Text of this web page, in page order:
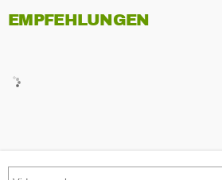
EMPFEHLUNGEN